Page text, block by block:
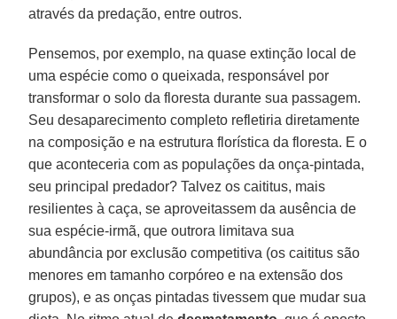
através da predação, entre outros.
Pensemos, por exemplo, na quase extinção local de
uma espécie como o queixada, responsável por
transformar o solo da floresta durante sua passagem.
Seu desaparecimento completo refletiria diretamente
na composição e na estrutura florística da floresta. E o
que aconteceria com as populações da onça-pintada,
seu principal predador? Talvez os caititus, mais
resilientes à caça, se aproveitassem da ausência de
sua espécie-irmã, que outrora limitava sua
abundância por exclusão competitiva (os caititus são
menores em tamanho corpóreo e na extensão dos
grupos), e as onças pintadas tivessem que mudar sua